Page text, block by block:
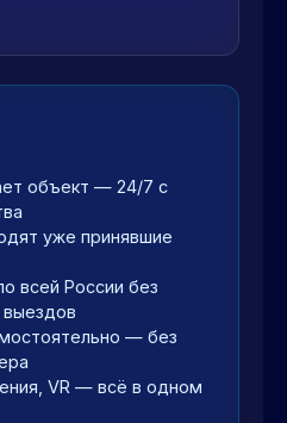
объект — 24/7 с
уже принявшие
всей России без
— без
VR — всё в одном